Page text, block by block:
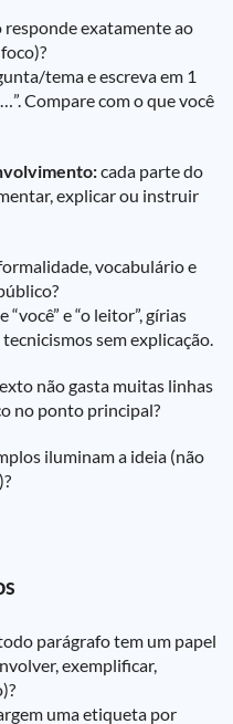
exatamente ao
tema e escreva em 1
Compare com o que você
cada parte do
explicar ou instruir
vocabulário e
e “o leitor”, gírias
sem explicação.
não gasta muitas linhas
no ponto principal?
iluminam a ideia (não
parágrafo tem um papel
exemplificar,
uma etiqueta por